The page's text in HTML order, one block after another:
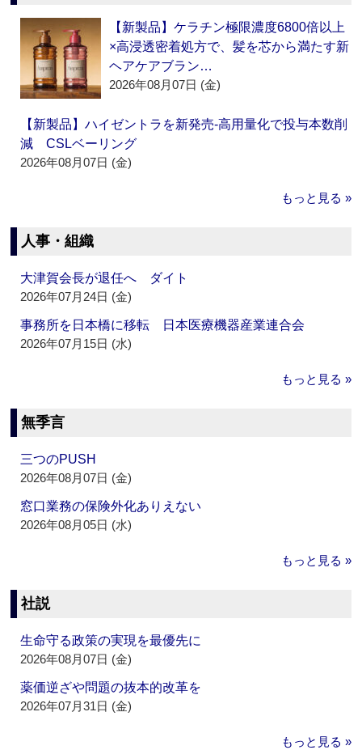
【新製品】ケラチン極限濃度6800倍以上
×高浸透密着処方で、髪を芯から満たす新
ヘアケアブラン…
2026年08月07日 (金)
【新製品】ハイゼントラを新発売‐高用量化で投与本数削
減 CSLベーリング
2026年08月07日 (金)
もっと見る »
人事・組織
大津賀会長が退任へ ダイト
2026年07月24日 (金)
事務所を日本橋に移転 日本医療機器産業連合会
2026年07月15日 (水)
もっと見る »
無季言
三つのPUSH
2026年08月07日 (金)
窓口業務の保険外化ありえない
2026年08月05日 (水)
もっと見る »
社説
生命守る政策の実現を最優先に
2026年08月07日 (金)
薬価逆ざや問題の抜本的改革を
2026年07月31日 (金)
もっと見る »